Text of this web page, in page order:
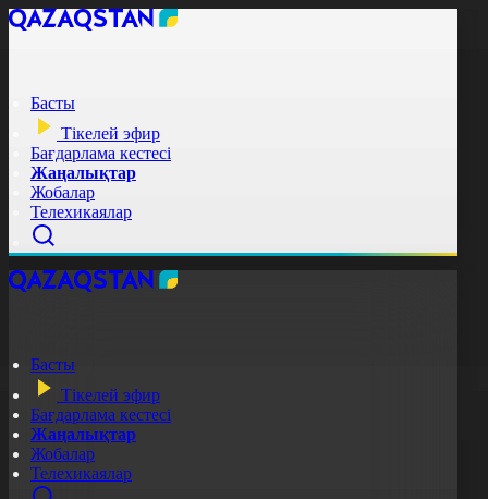
Басты
Тікелей эфир
Бағдарлама кестесі
Жаңалықтар
Жобалар
Телехикаялар
Басты
Тікелей эфир
Бағдарлама кестесі
Жаңалықтар
Жобалар
Телехикаялар